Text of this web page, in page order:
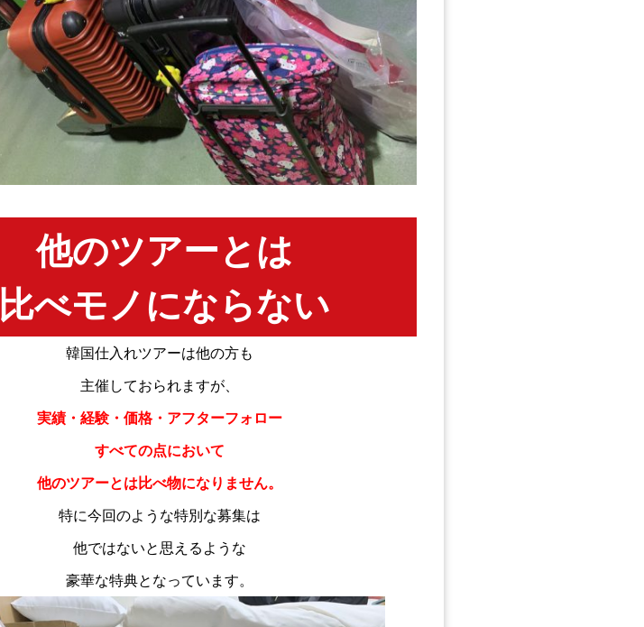
他のツアーとは
比べモノにならない
韓国仕入れツアーは他の方も
主催しておられますが、
実績・経験・価格・アフターフォロー
すべての点において
他のツアーとは比べ物になりません。
特に今回のような特別な募集は
他ではないと思えるような
豪華な特典となっています。